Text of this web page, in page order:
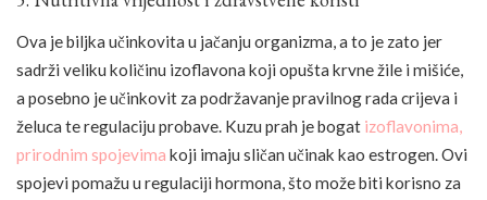
Ova je biljka učinkovita u jačanju organizma, a to je zato jer
sadrži veliku količinu izoflavona koji opušta krvne žile i mišiće,
a posebno je učinkovit za podržavanje pravilnog rada crijeva i
želuca te regulaciju probave. Kuzu prah je bogat izoflavonima,
prirodnim spojevima koji imaju sličan učinak kao estrogen. Ovi
spojevi pomažu u regulaciji hormona, što može biti korisno za